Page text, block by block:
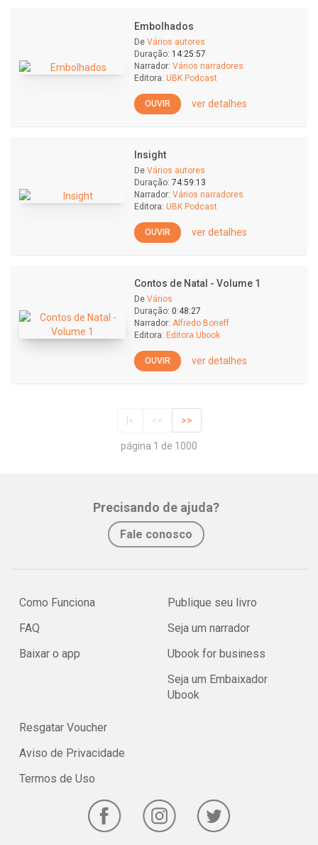
Embolhados
De Vários autores
Duração: 14:25:57
Narrador: Vários narradores
Editora: UBK Podcast
OUVIR ver detalhes
Insight
De Vários autores
Duração: 74:59:13
Narrador: Vários narradores
Editora: UBK Podcast
OUVIR ver detalhes
Contos de Natal - Volume 1
De Vários
Duração: 0:48:27
Narrador: Alfredo Boneff
Editora: Editora Ubook
OUVIR ver detalhes
|< << >>
página 1 de 1000
Precisando de ajuda?
Fale conosco
Como Funciona
FAQ
Baixar o app
Publique seu livro
Seja um narrador
Ubook for business
Seja um Embaixador
Ubook
Resgatar Voucher
Aviso de Privacidade
Termos de Uso